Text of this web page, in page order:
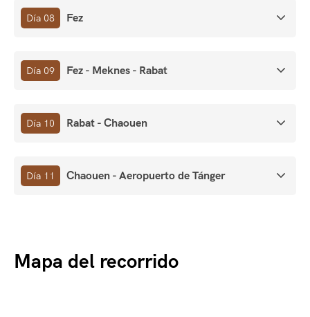
Día 08 Fez
Día 09 Fez - Meknes - Rabat
Día 10 Rabat - Chaouen
Día 11 Chaouen - Aeropuerto de Tánger
Mapa del recorrido